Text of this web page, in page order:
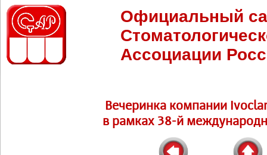
Официальный
Ассоциации
Вечеринка компании
в рамках 38-й